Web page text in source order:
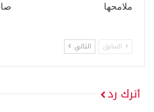
ملامحها
السابق التالي
اترك رد